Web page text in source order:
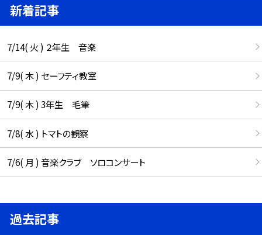
新着記事
7/14( 火 ) ２年生 音楽
7/9( 木 ) セーフティ教室
7/9( 木 ) 3年生 毛筆
7/8( 水 ) トマトの観察
7/6( 月 ) 音楽クラブ ソロコンサート
過去記事